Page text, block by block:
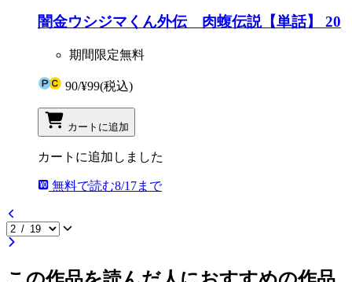
闇金ウシジマくん外伝 肉蝮伝説【単話】 20
期間限定無料
90/¥99(税込)
カートに追加
カートに追加しました
無料で読む8/17まで